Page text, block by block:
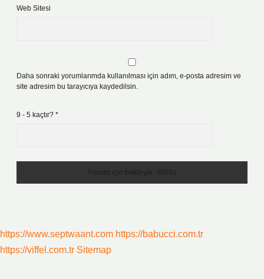
Web Sitesi
Daha sonraki yorumlarımda kullanılması için adım, e-posta adresim ve
site adresim bu tarayıcıya kaydedilsin.
9 - 5 kaçtır? *
https://www.septwaant.com https://babucci.com.tr
https://viffel.com.tr Sitemap